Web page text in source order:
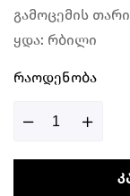
გამოცემის
ყდა: რბილი
Რაოდენობა